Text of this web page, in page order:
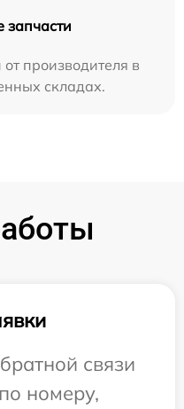
запчасти
производителя в
складах.
связи
номеру,